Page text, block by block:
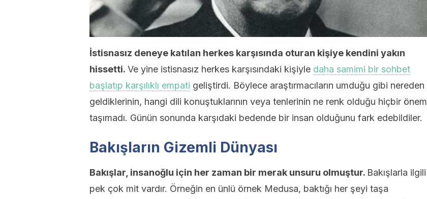
İstisnasız deneye katılan herkes karşısında oturan kişiye kendini yakın
hissetti. Ve yine istisnasız herkes karşısındaki kişiyle daha samimi bir sohbet
başlatıp karşılıklı empati geliştirdi. Böylece araştırmacıların umduğu gibi nereden
geldiklerinin, hangi dili konuştuklarının veya tenlerinin ne renk olduğu hiçbir önem
taşımadı. Günün sonunda karşıdaki bedende bir insan olduğunu fark edebildiler.
Bakışların Gizemli Dünyası
Bakışlar, insanoğlu için her zaman bir merak unsuru olmuştur. Bakışlarla ilgili
pek çok mit vardır. Örneğin en ünlü örnek Medusa, baktığı her şeyi taşa